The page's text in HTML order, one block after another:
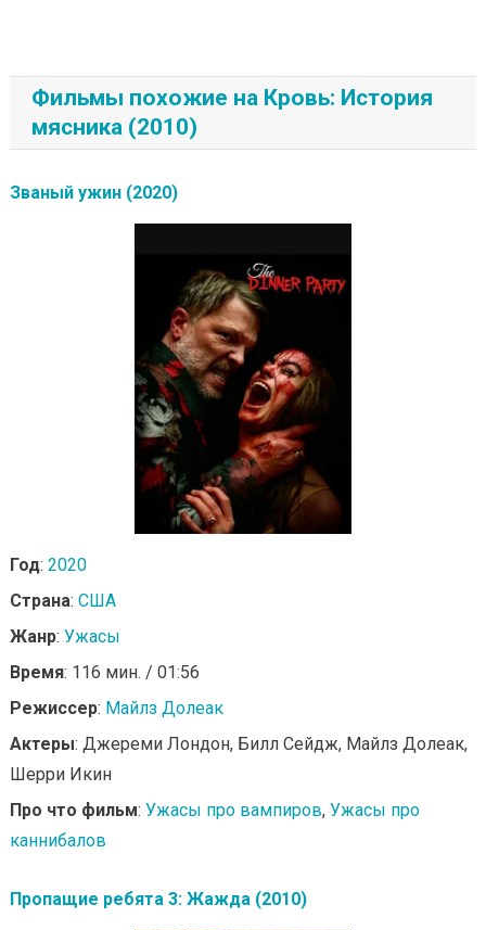
Фильмы похожие на Кровь: История
мясника (2010)
Званый ужин (2020)
Год: 2020
Страна: США
Жанр: Ужасы
Время: 116 мин. / 01:56
Режиссер: Майлз Долеак
Актеры: Джереми Лондон, Билл Сейдж, Майлз Долеак,
Шерри Икин
Про что фильм: Ужасы про вампиров, Ужасы про
каннибалов
Пропащие ребята 3: Жажда (2010)